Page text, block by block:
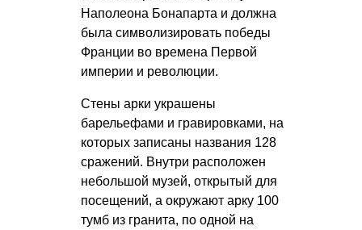
Наполеона Бонапарта и должна
была символизировать победы
Франции во времена Первой
империи и революции.
Стены арки украшены
барельефами и гравировками, на
которых записаны названия 128
сражений. Внутри расположен
небольшой музей, открытый для
посещений, а окружают арку 100
тумб из гранита, по одной на